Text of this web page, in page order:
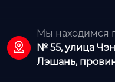

Мы находимся
№ 55, улица
Лэшань,